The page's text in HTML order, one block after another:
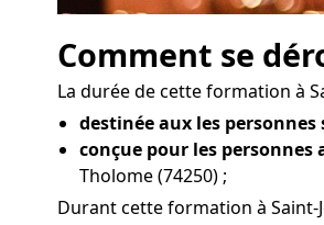
Comment se
La durée de cette formation à
destinée aux les personnes
conçue pour les
Tholome (74250) ;
Durant cette formation à